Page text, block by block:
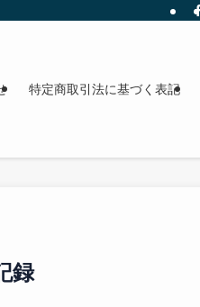
駐車場、アクセスも確認できます。
特定商取引法に基づく表記
録